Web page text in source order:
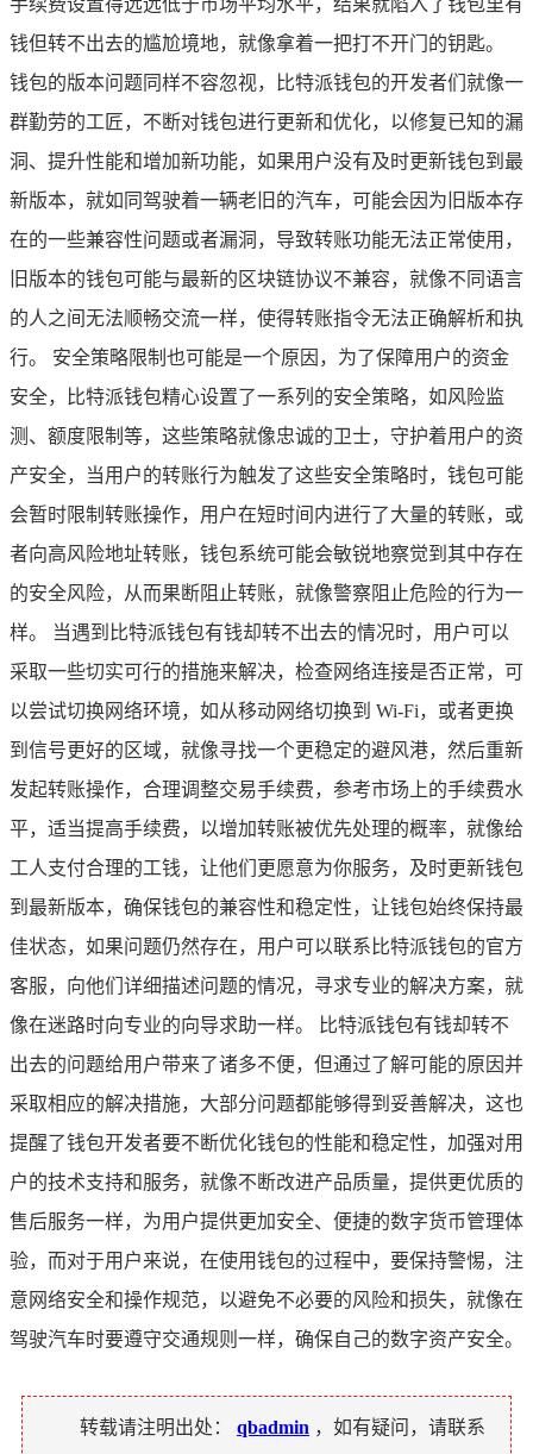
钱但转不出去的尴尬境地，就像拿着一把打不开门的钥匙。
钱包的版本问题同样不容忽视，比特派钱包的开发者们就像一
群勤劳的工匠，不断对钱包进行更新和优化，以修复已知的漏
洞、提升性能和增加新功能，如果用户没有及时更新钱包到最
新版本，就如同驾驶着一辆老旧的汽车，可能会因为旧版本存
在的一些兼容性问题或者漏洞，导致转账功能无法正常使用，
旧版本的钱包可能与最新的区块链协议不兼容，就像不同语言
的人之间无法顺畅交流一样，使得转账指令无法正确解析和执
行。 安全策略限制也可能是一个原因，为了保障用户的资金
安全，比特派钱包精心设置了一系列的安全策略，如风险监
测、额度限制等，这些策略就像忠诚的卫士，守护着用户的资
产安全，当用户的转账行为触发了这些安全策略时，钱包可能
会暂时限制转账操作，用户在短时间内进行了大量的转账，或
者向高风险地址转账，钱包系统可能会敏锐地察觉到其中存在
的安全风险，从而果断阻止转账，就像警察阻止危险的行为一
样。 当遇到比特派钱包有钱却转不出去的情况时，用户可以
采取一些切实可行的措施来解决，检查网络连接是否正常，可
以尝试切换网络环境，如从移动网络切换到 Wi-Fi，或者更换
到信号更好的区域，就像寻找一个更稳定的避风港，然后重新
发起转账操作，合理调整交易手续费，参考市场上的手续费水
平，适当提高手续费，以增加转账被优先处理的概率，就像给
工人支付合理的工钱，让他们更愿意为你服务，及时更新钱包
到最新版本，确保钱包的兼容性和稳定性，让钱包始终保持最
佳状态，如果问题仍然存在，用户可以联系比特派钱包的官方
客服，向他们详细描述问题的情况，寻求专业的解决方案，就
像在迷路时向专业的向导求助一样。 比特派钱包有钱却转不
出去的问题给用户带来了诸多不便，但通过了解可能的原因并
采取相应的解决措施，大部分问题都能够得到妥善解决，这也
提醒了钱包开发者要不断优化钱包的性能和稳定性，加强对用
户的技术支持和服务，就像不断改进产品质量，提供更优质的
售后服务一样，为用户提供更加安全、便捷的数字货币管理体
验，而对于用户来说，在使用钱包的过程中，要保持警惕，注
意网络安全和操作规范，以避免不必要的风险和损失，就像在
驾驶汽车时要遵守交通规则一样，确保自己的数字资产安全。
转载请注明出处： qbadmin ，如有疑问，请联系